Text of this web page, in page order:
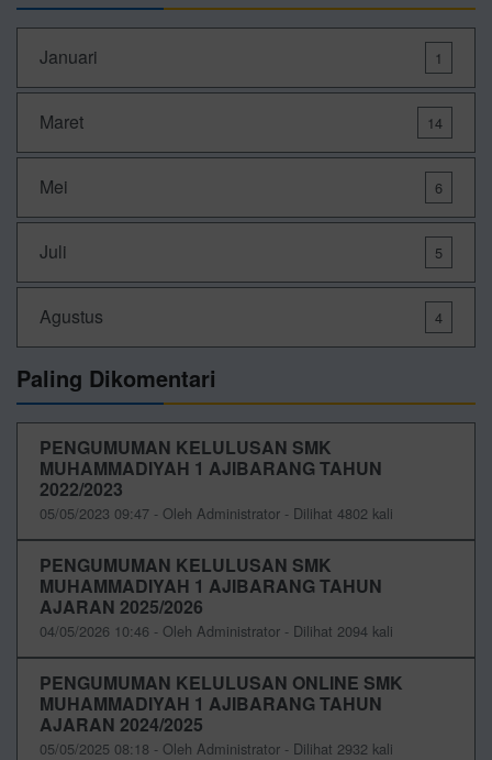
Januari 1
Maret 14
Mei 6
Juli 5
Agustus 4
Paling Dikomentari
PENGUMUMAN KELULUSAN SMK
MUHAMMADIYAH 1 AJIBARANG TAHUN
2022/2023
05/05/2023 09:47 - Oleh Administrator - Dilihat 4802 kali
PENGUMUMAN KELULUSAN SMK
MUHAMMADIYAH 1 AJIBARANG TAHUN
AJARAN 2025/2026
04/05/2026 10:46 - Oleh Administrator - Dilihat 2094 kali
PENGUMUMAN KELULUSAN ONLINE SMK
MUHAMMADIYAH 1 AJIBARANG TAHUN
AJARAN 2024/2025
05/05/2025 08:18 - Oleh Administrator - Dilihat 2932 kali